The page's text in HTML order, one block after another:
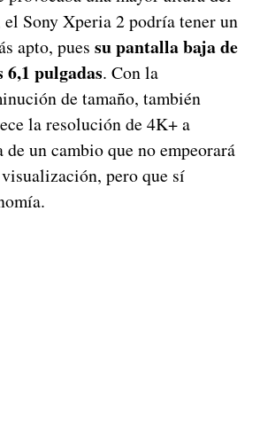
Sony Xperia 2 podría tener un
apto, pues su pantalla baja de
6,1 pulgadas. Con la
de tamaño, también
la resolución de 4K+ a
un cambio que no empeorará
pero que sí